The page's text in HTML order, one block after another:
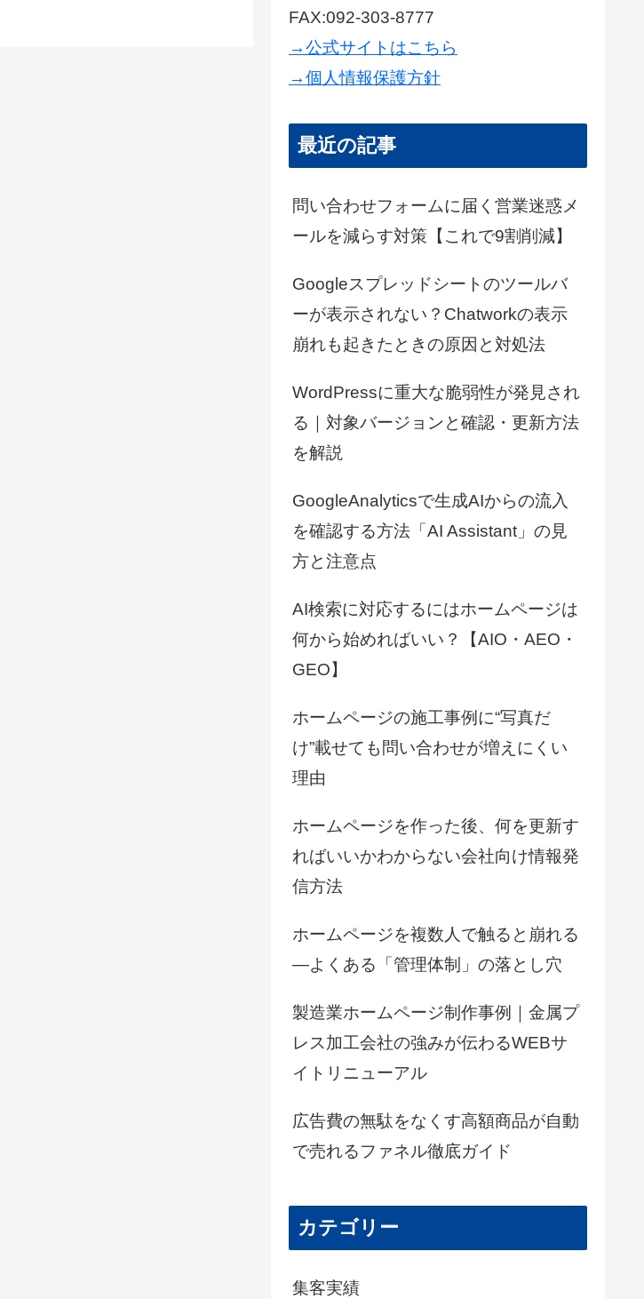
FAX:092-303-8777
→公式サイトはこちら
→個人情報保護方針
最近の記事
問い合わせフォームに届く営業迷惑メ
ールを減らす対策【これで9割削減】
Googleスプレッドシートのツールバ
ーが表示されない？Chatworkの表示
崩れも起きたときの原因と対処法
WordPressに重大な脆弱性が発見され
る｜対象バージョンと確認・更新方法
を解説
GoogleAnalyticsで生成AIからの流入
を確認する方法「AI Assistant」の見
方と注意点
AI検索に対応するにはホームページは
何から始めればいい？【AIO・AEO・
GEO】
ホームページの施工事例に“写真だ
け”載せても問い合わせが増えにくい
理由
ホームページを作った後、何を更新す
ればいいかわからない会社向け情報発
信方法
ホームページを複数人で触ると崩れる
―よくある「管理体制」の落とし穴
製造業ホームページ制作事例｜金属プ
レス加工会社の強みが伝わるWEBサ
イトリニューアル
広告費の無駄をなくす高額商品が自動
で売れるファネル徹底ガイド
カテゴリー
集客実績